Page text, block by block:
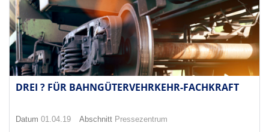
DREI ? FÜR BAHNGÜTERVEHRKEHR-FACHKRAFT
Datum 01.04.19 Abschnitt Pressezentrum